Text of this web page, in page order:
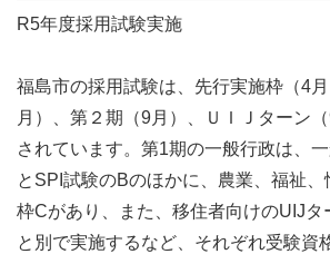
R5年度採用試験実施
福島市の採用試験は、先行実施枠（4
月）、第２期（9月）、ＵＩＪターン
されています。第1期の一般行政は、
とSPI試験のBのほかに、農業、福祉
枠Cがあり、また、移住者向けのUIJタ
と別で実施するなど、それぞれ受験資